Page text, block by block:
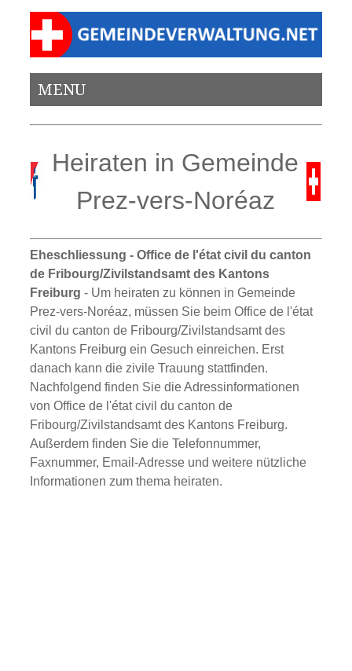
MENU
Heiraten in Gemeinde
Prez-vers-Noréaz
Eheschliessung - Office de l'état civil du canton
de Fribourg/Zivilstandsamt des Kantons
Freiburg- Um heiraten zu können in Gemeinde
Prez-vers-Noréaz, müssen Sie beim Office de l'état
civil du canton de Fribourg/Zivilstandsamt des
Kantons Freiburg ein Gesuch einreichen. Erst
danach kann die zivile Trauung stattfinden.
Nachfolgend finden Sie die Adressinformationen
von Office de l'état civil du canton de
Fribourg/Zivilstandsamt des Kantons Freiburg.
Außerdem finden Sie die Telefonnummer,
Faxnummer, Email-Adresse und weitere nützliche
Informationen zum thema heiraten.